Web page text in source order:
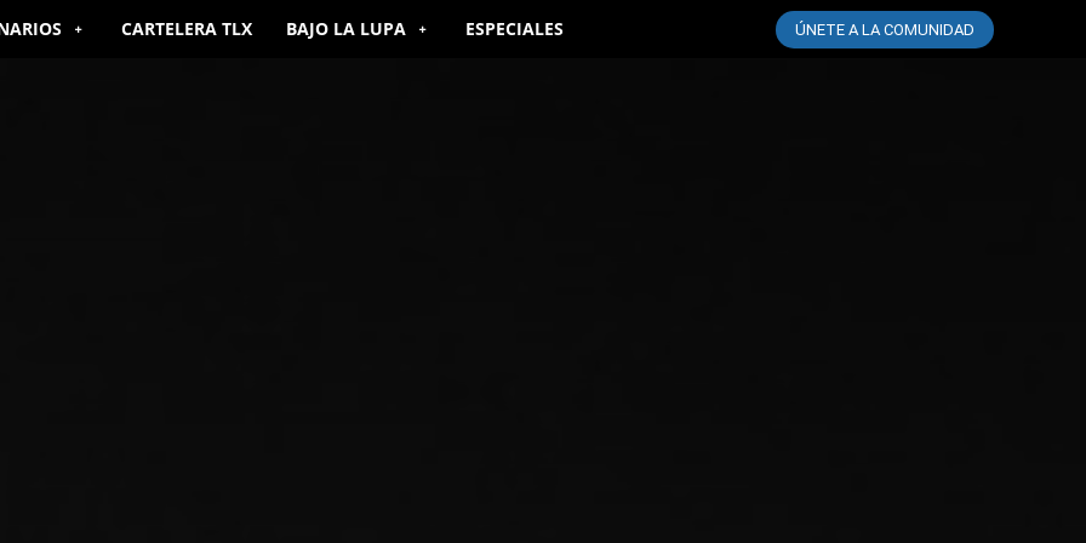
CARTELERA TLX BAJO LA LUPA ESPECIALES ÚNETE A LA COMUNIDAD